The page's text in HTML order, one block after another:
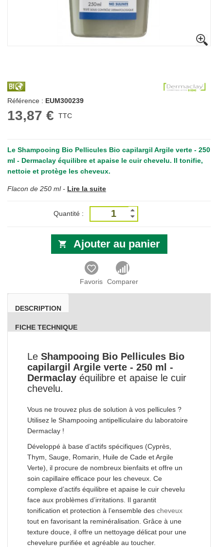
Référence : EUM300239
13,87 € TTC
Le Shampooing Bio Pellicules Bio capilargil Argile verte - 250
ml - Dermaclay équilibre et apaise le cuir chevelu. Il tonifie,
nettoie et protège les cheveux.
Flacon de 250 ml - Lire la suite
Quantité :
Ajouter au panier
Favoris Comparer
DESCRIPTION
FICHE TECHNIQUE
Le Shampooing Bio Pellicules Bio
capilargil Argile verte - 250 ml -
Dermaclay équilibre et apaise le cuir
chevelu.
Vous ne trouvez plus de solution à vos pellicules ?
Utilisez le Shampooing antipelliculaire du laboratoire
Dermaclay !
Développé à base d’actifs spécifiques (Cyprès,
Thym, Sauge, Romarin, Huile de Cade et Argile
Verte), il procure de nombreux bienfaits et offre un
soin capillaire efficace pour les cheveux. Ce
complexe d’actifs équilibre et apaise le cuir chevelu
face aux problèmes d’irritations. Il garantit
tonification et protection à l’ensemble des cheveux
tout en favorisant la reminéralisation. Grâce à une
texture douce, il offre un nettoyage délicat pour une
chevelure purifiée et agréable au toucher.